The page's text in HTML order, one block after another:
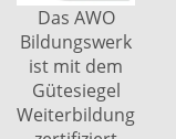
Das AWO
Bildungswerk
ist mit dem
Gütesiegel
Weiterbildung